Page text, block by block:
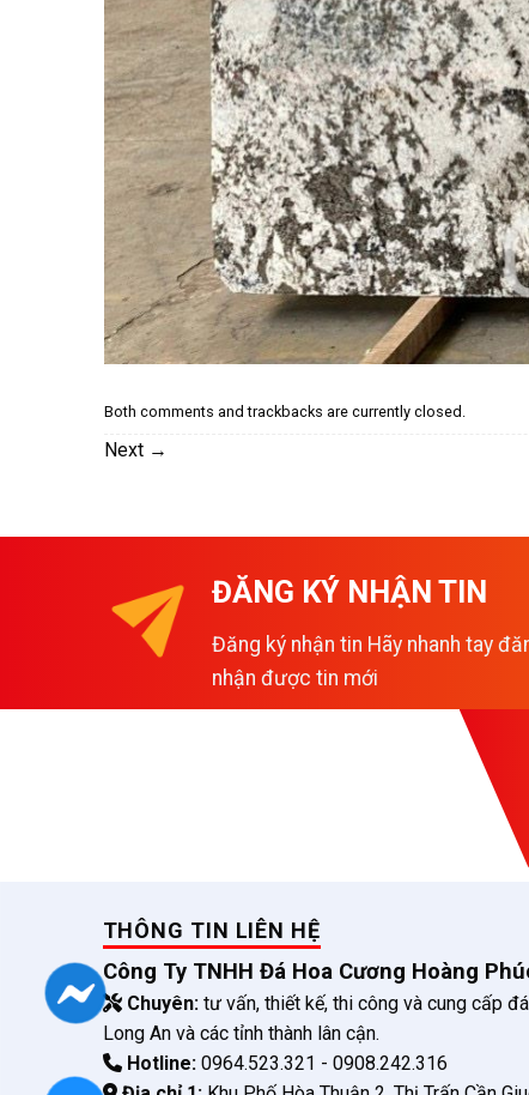
Both comments and trackbacks are currently closed.
Next →
ĐĂNG KÝ NHẬN TIN
Đăng ký nhận tin Hãy nhanh tay
nhận được tin mới
THÔNG TIN LIÊN HỆ
Công Ty TNHH Đá Hoa Cương Hoàng
Chuyên:tư vấn, thiết kế, thi công và cung cấp
Long An và các tỉnh thành lân cận.
Hotline:0964.523.321 - 0908.242.316